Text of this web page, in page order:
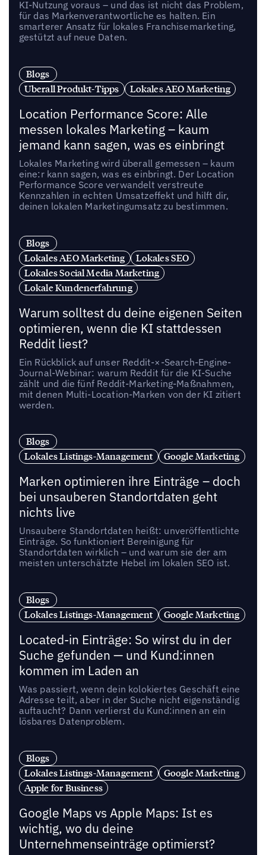
KI-Nutzung voraus – und das ist nicht das Problem,
für das Markenverantwortliche es halten. Ein
smarterer Ansatz für lokales Franchisemarketing,
gestützt auf neue Daten.
Blogs
Uberall Produkt-Tipps
Lokales AEO Marketing
Location Performance Score: Alle
messen lokales Marketing – kaum
jemand kann sagen, was es einbringt
Lokales Marketing wird überall gemessen – kaum
eine:r kann sagen, was es einbringt. Der Location
Performance Score verwandelt verstreute
Kennzahlen in echten Umsatzeffekt und hilft dir,
deinen lokalen Marketingumsatz zu bestimmen.
Blogs
Lokales AEO Marketing
Lokales SEO
Lokales Social Media Marketing
Lokale Kundenerfahrung
Warum solltest du deine eigenen Seiten
optimieren, wenn die KI stattdessen
Reddit liest?
Ein Rückblick auf unser Reddit-×-Search-Engine-
Journal-Webinar: warum Reddit für die KI-Suche
zählt und die fünf Reddit-Marketing-Maßnahmen,
mit denen Multi-Location-Marken von der KI zitiert
werden.
Blogs
Lokales Listings-Management
Google Marketing
Marken optimieren ihre Einträge – doch
bei unsauberen Standortdaten geht
nichts live
Unsaubere Standortdaten heißt: unveröffentlichte
Einträge. So funktioniert Bereinigung für
Standortdaten wirklich – und warum sie der am
meisten unterschätzte Hebel im lokalen SEO ist.
Blogs
Lokales Listings-Management
Google Marketing
Located-in Einträge: So wirst du in der
Suche gefunden — und Kund:innen
kommen im Laden an
Was passiert, wenn dein kolokiertes Geschäft eine
Adresse teilt, aber in der Suche nicht eigenständig
auftaucht? Dann verlierst du Kund:innen an ein
lösbares Datenproblem.
Blogs
Lokales Listings-Management
Google Marketing
Apple for Business
Google Maps vs Apple Maps: Ist es
wichtig, wo du deine
Unternehmenseinträge optimierst?